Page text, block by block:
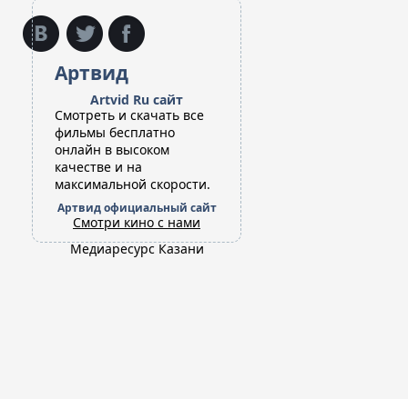
Артвид
Artvid Ru сайт
Cмотреть и скачать все
фильмы бесплатно
онлайн в высоком
качестве и на
максимальной скорости.
Артвид официальный сайт
Смотри кино с нами
Медиаресурс Казани